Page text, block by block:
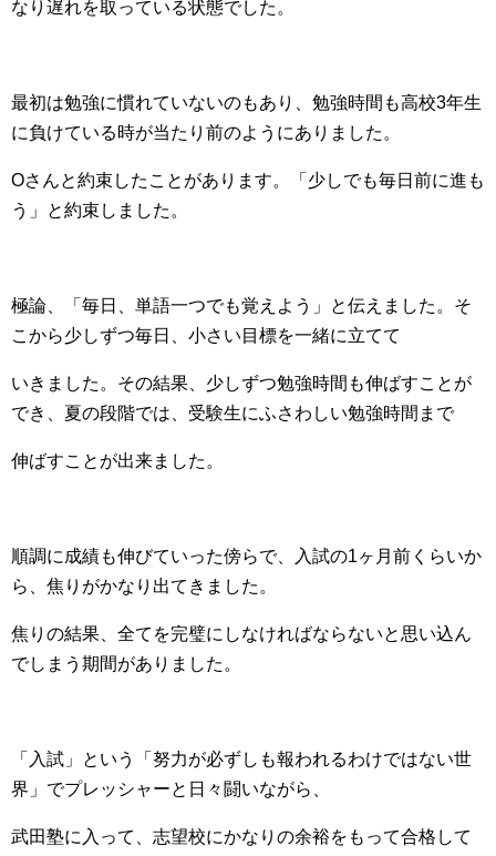
なり遅れを取っている状態でした。
最初は勉強に慣れていないのもあり、勉強時間も高校3年生
に負けている時が当たり前のようにありました。
Oさんと約束したことがあります。「少しでも毎日前に進も
う」と約束しました。
極論、「毎日、単語一つでも覚えよう」と伝えました。そ
こから少しずつ毎日、小さい目標を一緒に立てて
いきました。その結果、少しずつ勉強時間も伸ばすことが
でき、夏の段階では、受験生にふさわしい勉強時間まで
伸ばすことが出来ました。
順調に成績も伸びていった傍らで、入試の1ヶ月前くらいか
ら、焦りがかなり出てきました。
焦りの結果、全てを完璧にしなければならないと思い込ん
でしまう期間がありました。
「入試」という「努力が必ずしも報われるわけではない世
界」でプレッシャーと日々闘いながら、
武田塾に入って、志望校にかなりの余裕をもって合格して